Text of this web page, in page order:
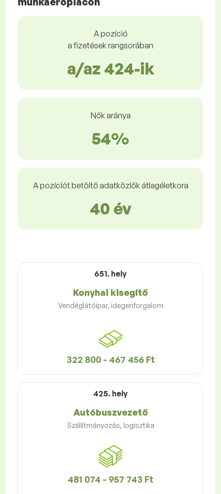
A pozíció
a fizetések rangsorában
a/az 424-ik
Nők aránya
54%
A pozíciót betöltő adatközlők átlagéletkora
40 év
651. hely
Konyhai kisegítő
Vendéglátóipar, idegenforgalom
322 800 - 467 456 Ft
425. hely
Autóbuszvezető
Szállítmányozás, logisztika
481 074 - 957 743 Ft